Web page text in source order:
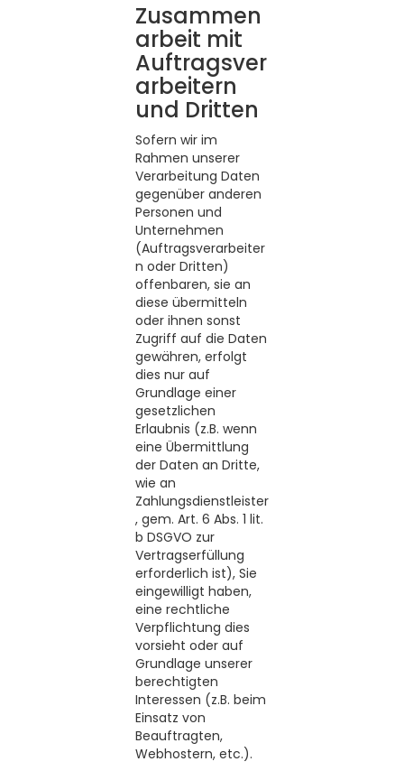
Zusammen
arbeit mit
Auftragsver
arbeitern
und Dritten
Sofern wir im
Rahmen unserer
Verarbeitung Daten
gegenüber anderen
Personen und
Unternehmen
(Auftragsverarbeiter
n oder Dritten)
offenbaren, sie an
diese übermitteln
oder ihnen sonst
Zugriff auf die Daten
gewähren, erfolgt
dies nur auf
Grundlage einer
gesetzlichen
Erlaubnis (z.B. wenn
eine Übermittlung
der Daten an Dritte,
wie an
Zahlungsdienstleister
, gem. Art. 6 Abs. 1 lit.
b DSGVO zur
Vertragserfüllung
erforderlich ist), Sie
eingewilligt haben,
eine rechtliche
Verpflichtung dies
vorsieht oder auf
Grundlage unserer
berechtigten
Interessen (z.B. beim
Einsatz von
Beauftragten,
Webhostern, etc.).